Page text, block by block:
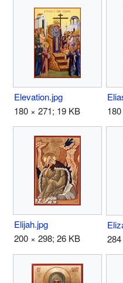
Elevation.jpg
180 × 271; 19 KB
Elijah.jpg
200 × 298; 26 KB